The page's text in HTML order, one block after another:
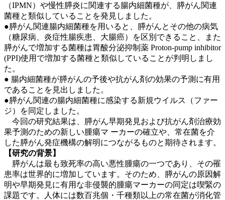
（IPMN）や慢性膵炎に関連する腸内細菌種が、膵がん関連
菌種と類似していることを発見しました。
●膵がん関連腸内細菌種を用いると、膵がんとその他の病気
（糖尿病、炎症性腸疾患、大腸癌）を区別できること、また
膵がんで増加する菌種は胃酸分泌抑制薬 Proton-pump inhibitor
(PPI)使用で増加する菌種と類似していることが判明しまし
た。
● 腸内細菌種が膵がんの予後や抗がん剤の効果の予測に有用
であることを見出しました。
●膵がん関連の腸内細菌種に感染する新規ウイルス（ファー
ジ）を同定しました。
今回の研究結果は、膵がん早期発見および抗がん剤治療効
果予測のための新しい腫瘍マ ーカーの確立や、常在菌を介
した膵がん発症機構の解明につながるものと期待されます。
【研究の背景】
膵がんは最も致死率の高い悪性腫瘍の一つであり、その罹
患率は世界的に増加しています。そのため、膵がんの原因解
明や早期発見に有用な非侵襲的腫瘍マーカーの同定は喫緊の
課題です。人体には数百兆個・千種類以上の常在菌が消化管